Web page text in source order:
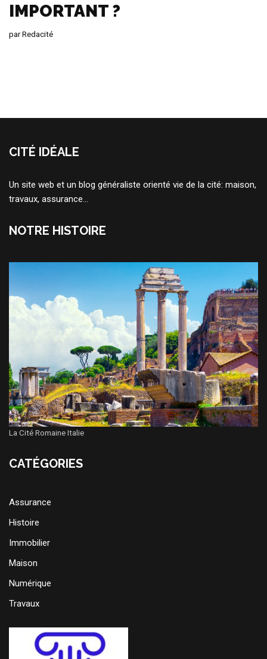
IMPORTANT ?
parRedacité
CITÉ IDÉALE
Un site web et un blog généraliste orienté vie de la cité: maison,
travaux, assurance...
NOTRE HISTOIRE
La Cité Romaine Italie
CATÉGORIES
Assurance
Histoire
Immobilier
Maison
Numérique
Travaux